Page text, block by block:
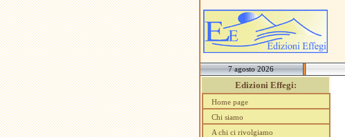
7 agosto 2026
Edizioni Effegi:
Home page
Chi siamo
A chi ci rivolgiamo